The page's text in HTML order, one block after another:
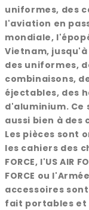
uniformes, des
l'aviation en
mondiale,
Vietnam,
des uniformes,
combinaisons,
éjectables, des
d'aluminium. Ce
aussi bien à
Les pièces sont
les cahiers des
FORCE, l'US AIR
FORCE ou
accessoires
fait portables et